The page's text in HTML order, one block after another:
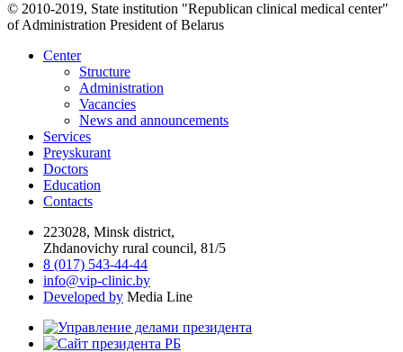
© 2010-2019, State institution "Republican clinical medical center"
of Administration President of Belarus
Center
Structure
Administration
Vacancies
News and announcements
Services
Preyskurant
Doctors
Education
Contacts
223028, Minsk district,
Zhdanovichy rural council, 81/5
8 (017) 543-44-44
info@vip-clinic.by
Developed by Media Line